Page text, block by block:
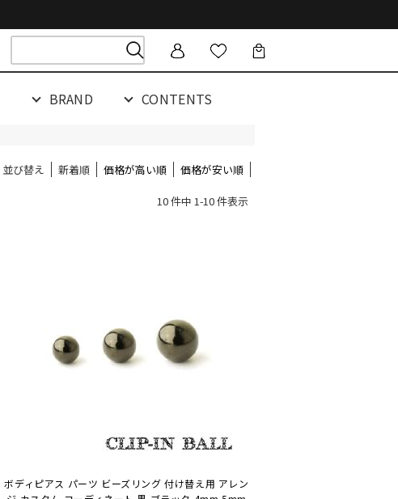
BRAND CONTENTS
並び替え 新着順 価格が高い順 価格が安い順
10 件中 1-10 件表示
ボディピアス パーツ ビーズリング 付け替え用 アレン